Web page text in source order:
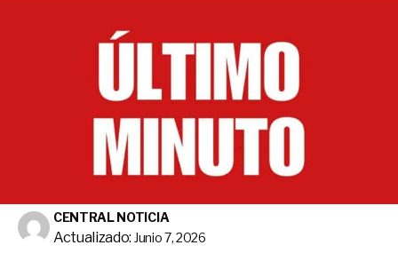
CENTRAL NOTICIA
Actualizado: Junio 7, 2026